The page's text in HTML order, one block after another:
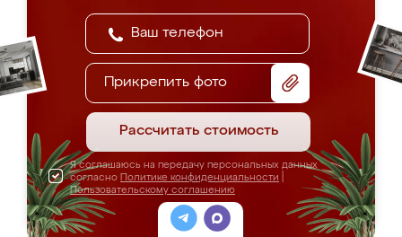
Прикрепить фото
Рассчитать стоимость
Я соглашаюсь на передачу персональных данных
согласно Политике конфиденциальности
Пользовательскому соглашению